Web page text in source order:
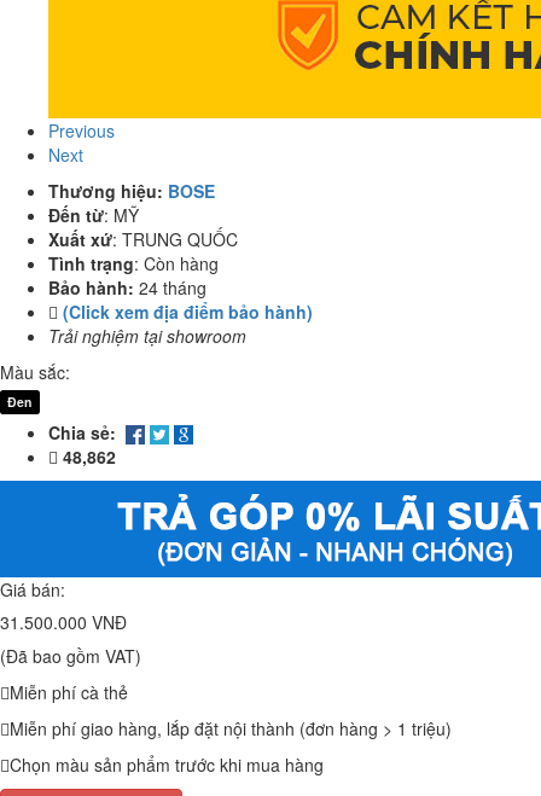
Previous
Next
Thương hiệu: BOSE
Đến từ: MỸ
Xuất xứ: TRUNG QUỐC
Tình trạng: Còn hàng
Bảo hành: 24 tháng
(Click xem địa điểm bảo hành)
Trải nghiệm tại showroom
Màu sắc:
Đen
Chia sẻ:
48,862
Giá bán:
31.500.000 VNĐ
(Đã bao gồm VAT)
Miễn phí cà thẻ
Miễn phí giao hàng, lắp đặt nội thành (đơn hàng > 1 triệu)
Chọn màu sản phẩm trước khi mua hàng